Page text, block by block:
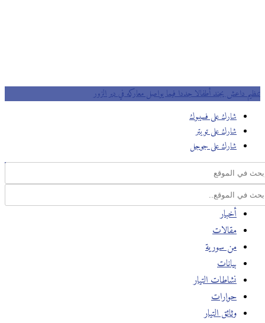
تنظيم داعش يجند أطفالا جددا فيما يواصل معاركه في دير الزور
شارك على فسيبوك
شارك على تويتر
شارك على جوجل
أخبار
مقالات
من سورية
بيانات
نشاطات التيار
حوارات
وثائق التيار